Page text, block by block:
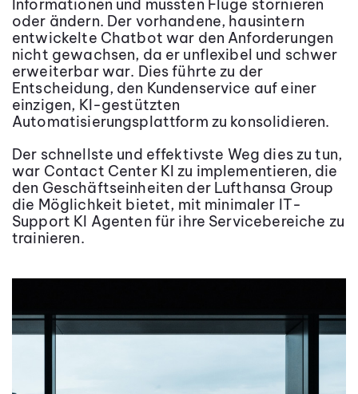
Informationen und mussten Flüge stornieren
oder ändern. Der vorhandene, hausintern
entwickelte Chatbot war den Anforderungen
nicht gewachsen, da er unflexibel und schwer
erweiterbar war. Dies führte zu der
Entscheidung, den Kundenservice auf einer
einzigen, KI-gestützten
Automatisierungsplattform zu konsolidieren.
Der schnellste und effektivste Weg dies zu tun,
war Contact Center KI zu implementieren, die
den Geschäftseinheiten der Lufthansa Group
die Möglichkeit bietet, mit minimaler IT-
Support KI Agenten für ihre Servicebereiche zu
trainieren.